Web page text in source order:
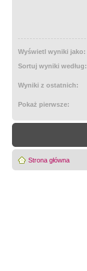
Wyświetl wyniki jako:
Sortuj wyniki według:
Wyniki z ostatnich:
Pokaż pierwsze:
Strona główna